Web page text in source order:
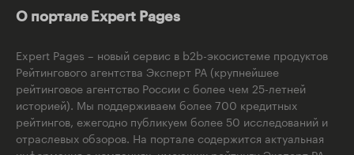
О портале Expert Pages
Expert Pages – новый сервис в b2b-экосистеме продуктов
Рейтингового агентства Эксперт РА (крупнейшее
рейтинговое агентство России с более чем 25-летней
историей). Мы поддерживаем более 700 кредитных
рейтингов, ежегодно публикуем более 50 исследований и
отраслевых обзоров. На портале содержится актуальная